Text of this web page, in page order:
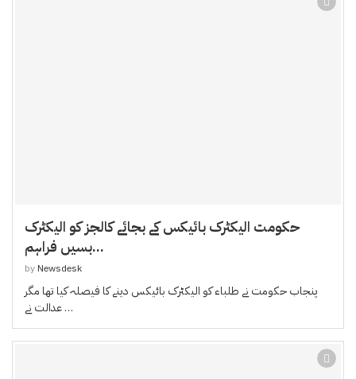
حکومت الیکٹرک بائیکس کے بجائے کالجز کو الیکٹرک
بسیں فراہم...
by Newsdesk
پنجاب حکومت نے طلباء کو الیکٹرک بائیکس دینے کا فیصلہ کیا تھا مگر
عدالت نے …